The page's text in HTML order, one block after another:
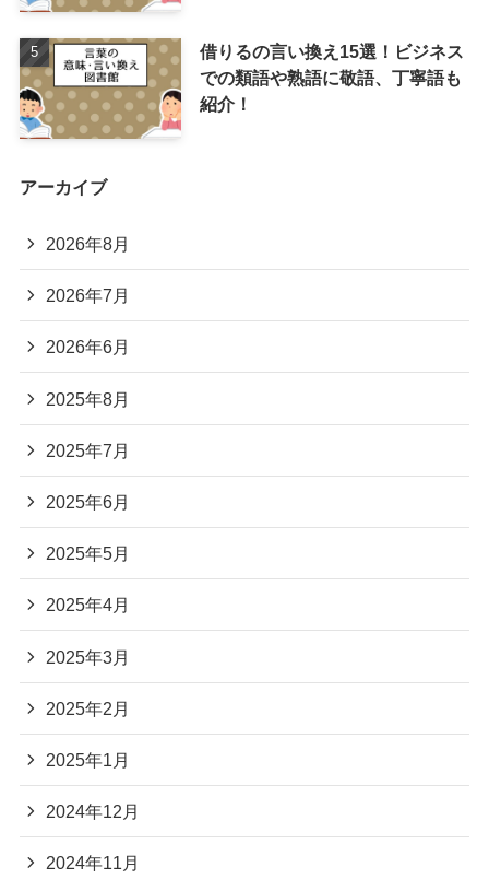
借りるの言い換え15選！ビジネス
での類語や熟語に敬語、丁寧語も
紹介！
アーカイブ
2026年8月
2026年7月
2026年6月
2025年8月
2025年7月
2025年6月
2025年5月
2025年4月
2025年3月
2025年2月
2025年1月
2024年12月
2024年11月